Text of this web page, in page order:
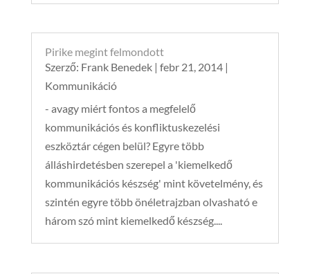
Pirike megint felmondott
Szerző: Frank Benedek| febr 21, 2014|
Kommunikáció
- avagy miért fontos a megfelelő
kommunikációs és konfliktuskezelési
eszköztár cégen belül? Egyre több
álláshirdetésben szerepel a 'kiemelkedő
kommunikációs készség' mint követelmény, és
szintén egyre több önéletrajzban olvasható e
három szó mint kiemelkedő készség....